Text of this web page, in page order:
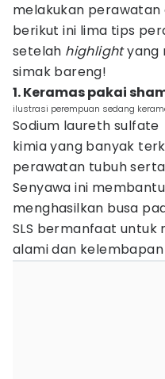
melakukan perawatan
berikut ini lima tips
setelah highlightyang
simak bareng!
1. Keramas pakai
ilustrasi perempuan sedang
Sodium laureth sulfate
kimia yang banyak
perawatan tubuh
Senyawa ini
menghasilkan busa
SLS bermanfaat untuk
alami dan